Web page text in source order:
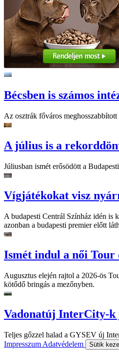
Bécsben is számos
Az osztrák főváros
A július is a
Júliusban ismét erősödött a
Vígjátékokat visz
A budapesti Centrál Színház idén is
azonban a budapesti premier előtt
Ismét indul a női Tour
Augusztus elején rajtol a 2026-ös
kötődő bringás a mezőnyben.
Vadonatúj InterCity-k
Teljes gőzzel halad a GYSEV új
Impresszum Adatvédelem Sütik